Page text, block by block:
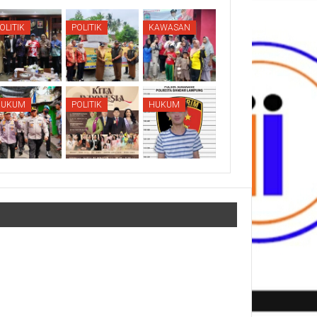
POLITIK KAWASAN
POLITIK HUKUM